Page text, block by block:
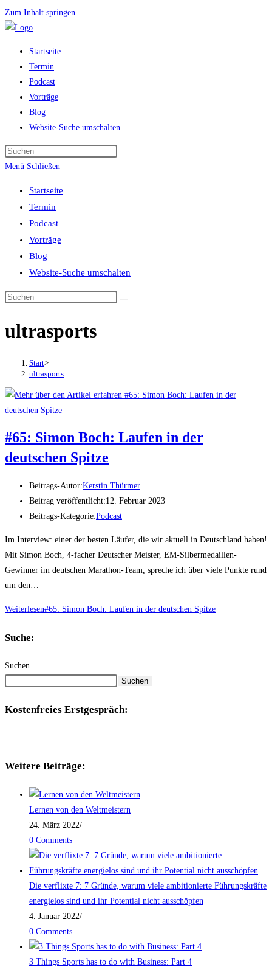
Zum Inhalt springen
Startseite
Termin
Podcast
Vorträge
Blog
Website-Suche umschalten
Menü Schließen
Startseite
Termin
Podcast
Vorträge
Blog
Website-Suche umschalten
ultrasports
Start>
ultrasports
#65: Simon Boch: Laufen in der
deutschen Spitze
Beitrags-Autor:Kerstin Thürmer
Beitrag veröffentlicht:12. Februar 2023
Beitrags-Kategorie:Podcast
Im Interview: einer der besten Läufer, die wir aktuell in Deutschland haben!
Mit Simon Boch, 4-facher Deutscher Meister, EM-Silbermedaillen-
Gewinner im deutschen Marathon-Team, spreche ich über viele Punkte rund
um den…
Weiterlesen#65: Simon Boch: Laufen in der deutschen Spitze
Suche:
Suchen
Suchen
Kostenfreies Erstgespräch:
Weitere Beiträge:
Lernen von den Weltmeistern
24. März 2022/
0 Comments
Die verflixte 7: 7 Gründe, warum viele ambitionierte Führungskräfte
energielos sind und ihr Potential nicht ausschöpfen
4. Januar 2022/
0 Comments
3 Things Sports has to do with Business: Part 4